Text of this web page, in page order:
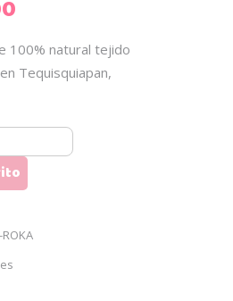
100% natural tejido
Tequisquiapan,